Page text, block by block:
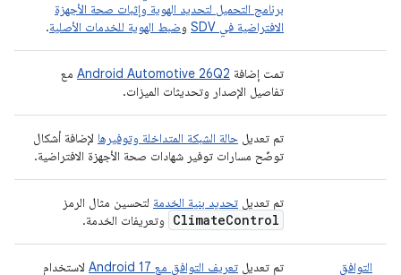
برنامج التحميل لتحديد الهوية وإثبات صحة الأجهزة
الافتراضية في SDV
وضبط الهوية للخدمات الأصلية.
تمت إضافة Android Automotive 26Q2 مع
تفاصيل الإصدار وتحديثات الميزات.
تم تعديل حالة الشبكة المتداخلة وتوفيرها لإضافة أشكال
توضّح مسارات توفير شهادات صحة الأجهزة الافتراضية.
تم تعديل تحديد بنية الخدمة لتحسين مثال الرمز
ClimateControl وتعريفات الخدمة.
التوافق تم تعديل تعريف التوافق مع Android 17 لاستخدام